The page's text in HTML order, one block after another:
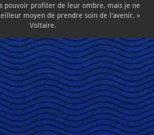
pouvoir profiter de leur ombre, mais je ne
moyen de prendre soin de l'avenir. »
Voltaire.